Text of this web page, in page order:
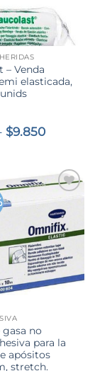
– Venda
elasticada,
$9.850Rango
desde
$8.200
hasta
gasa no
para la
apósitos
stretch.